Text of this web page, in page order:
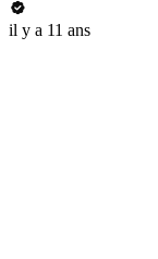
il y a 11 ans